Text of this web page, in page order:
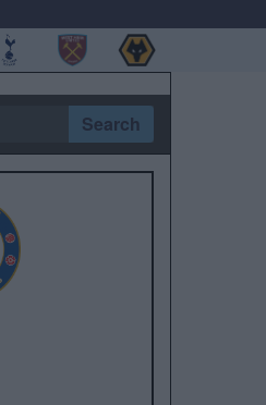
Search